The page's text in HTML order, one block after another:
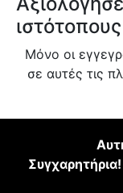
ιστότοπους
Μόνο οι
σε αυτές τις
Συγχαρητήρια!